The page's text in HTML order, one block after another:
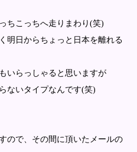
こっちへ走りまわり(笑)
明日からちょっと日本を離れる
いらっしゃると思いますが
ないタイプなんです(笑)
ので、その間に頂いたメールの